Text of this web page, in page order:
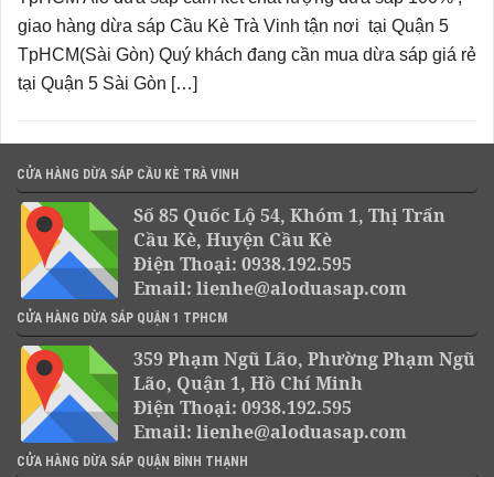
giao hàng dừa sáp Cầu Kè Trà Vinh tận nơi tại Quận 5
TpHCM(Sài Gòn) Quý khách đang cần mua dừa sáp giá rẻ
tại Quận 5 Sài Gòn […]
CỬA HÀNG DỪA SÁP CẦU KÈ TRÀ VINH
Số 85 Quốc Lộ 54, Khóm 1, Thị Trấn
Cầu Kè, Huyện Cầu Kè
Điện Thoại: 0938.192.595
Email: lienhe@aloduasap.com
CỬA HÀNG DỪA SÁP QUẬN 1 TPHCM
359 Phạm Ngũ Lão, Phường Phạm Ngũ
Lão, Quận 1, Hồ Chí Minh
Điện Thoại: 0938.192.595
Email: lienhe@aloduasap.com
CỬA HÀNG DỪA SÁP QUẬN BÌNH THẠNH